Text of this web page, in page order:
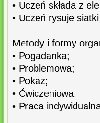
• Uczeń składa z
• Uczeń rysuje
Metody i formy
• Pogadanka;
• Problemowa;
• Pokaz;
• Ćwiczeniowa;
• Praca